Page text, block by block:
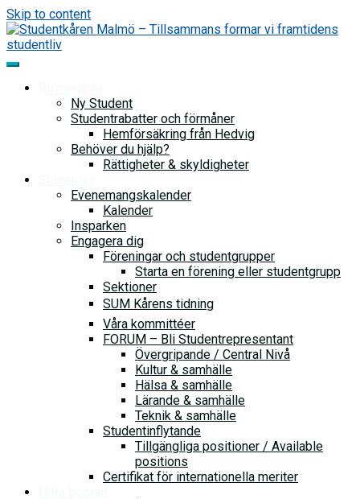
Skip to content
Ny Student
Studentrabatter och förmåner
Hemförsäkring från Hedvig
Behöver du hjälp?
Rättigheter & skyldigheter
Evenemangskalender
Kalender
Insparken
Engagera dig
Föreningar och studentgrupper
Starta en förening eller studentgrupp
Sektioner
SUM Kårens tidning
Våra kommittéer
FORUM – Bli Studentrepresentant
Övergripande / Central Nivå
Kultur & samhälle
Hälsa & samhälle
Lärande & samhälle
Teknik & samhälle
Studentinflytande
Tillgängliga positioner / Available
positions
Certifikat för internationella meriter